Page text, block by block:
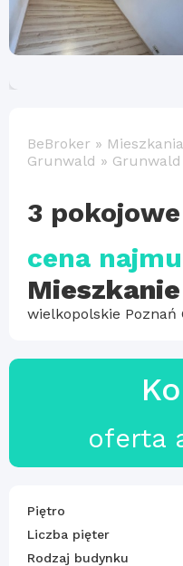
BeBroker » Mieszkania
Grunwald » Grunwald
3
cena
wielkopolskie Poznań
oferta
Piętro
Liczba pięter
Rodzaj budynku